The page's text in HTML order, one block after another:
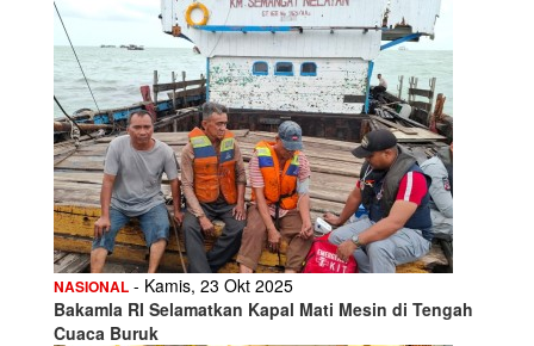
NASIONAL - Kamis, 23 Okt 2025
Bakamla RI Selamatkan Kapal Mati Mesin di Tengah
Cuaca Buruk